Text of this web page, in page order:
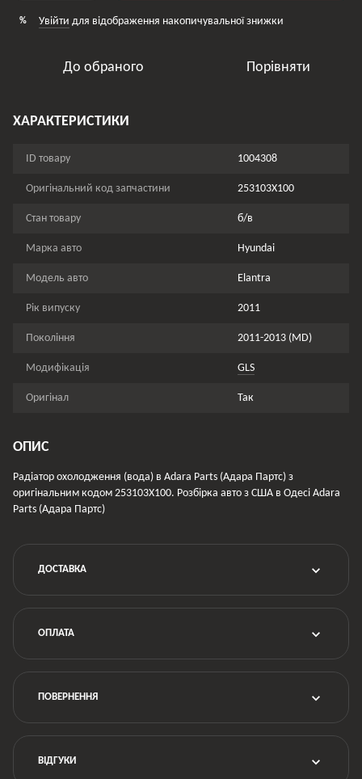
% Увійти для відображення накопичувальної знижки
До обраного Порівняти
ХАРАКТЕРИСТИКИ
ID товару 1004308
Оригінальний код запчастини 253103X100
Стан товару б/в
Марка авто Hyundai
Модель авто Elantra
Рік випуску 2011
Покоління 2011-2013 (MD)
Модифікація GLS
Оригінал Так
ОПИС
Радіатор охолодження (вода) в Adara Parts (Адара Партс) з
оригінальним кодом 253103X100. Розбірка авто з США в Одесі Adara
Parts (Адара Партс)
ДОСТАВКА
ОПЛАТА
ПОВЕРНЕННЯ
ВІДГУКИ